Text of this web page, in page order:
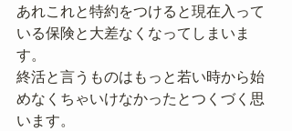
あれこれと特約をつけると現在入って
いる保険と大差なくなってしまいま
す。
終活と言うものはもっと若い時から始
めなくちゃいけなかったとつくづく思
います。